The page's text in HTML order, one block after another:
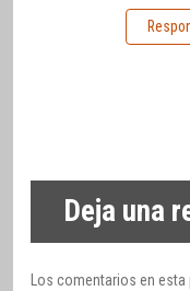
Deja una
Los comentarios en